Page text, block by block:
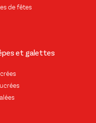
de fêtes
et galettes